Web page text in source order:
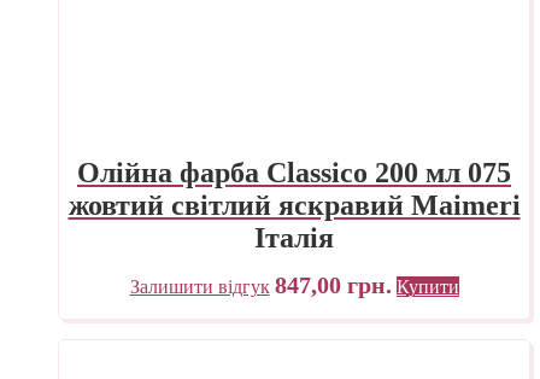
Олійна фарба Classico 200 мл 075
жовтий світлий яскравий Maimeri
Італія
Залишити відгук 847,00 грн. Купити